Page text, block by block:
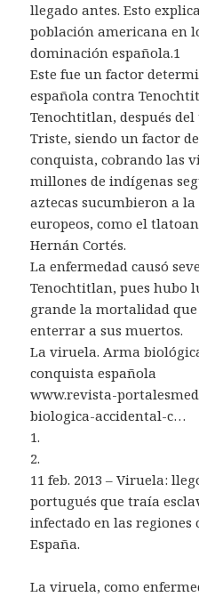
llegado antes. Esto
población americana en
dominación española.1
Este fue un factor
española contra
Tenochtitlan, después
Triste, siendo un factor
conquista, cobrando las
millones de indígenas
aztecas sucumbieron a
europeos, como el
Hernán Cortés.
La enfermedad causó
Tenochtitlan, pues hubo
grande la mortalidad
enterrar a sus muertos.
La viruela. Arma
conquista española
www.revista-
biologica-accidental-c…
1.
2.
11 feb. 2013 – Viruela:
portugués que traía
infectado en las regiones
España.
La viruela, como